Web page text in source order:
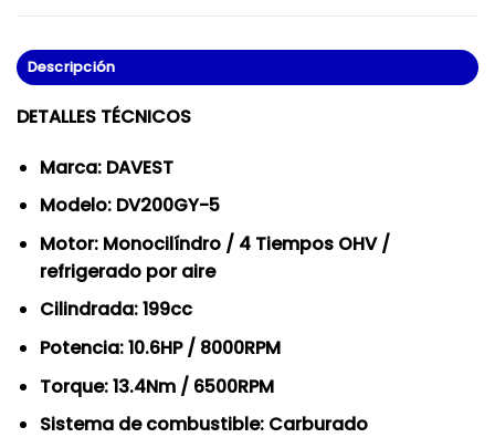
Descripción
DETALLES TÉCNICOS
Marca: DAVEST
Modelo: DV200GY-5
Motor: Monocilíndro / 4 Tiempos OHV /
refrigerado por aire
Cilindrada: 199cc
Potencia: 10.6HP / 8000RPM
Torque: 13.4Nm / 6500RPM
Sistema de combustible: Carburado